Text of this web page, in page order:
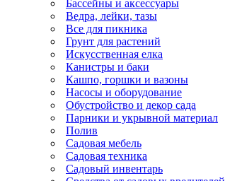
Бассейны и аксессуары
Ведра, лейки, тазы
Все для пикника
Грунт для растений
Искусственная елка
Канистры и баки
Кашпо, горшки и вазоны
Насосы и оборудование
Обустройство и декор сада
Парники и укрывной материал
Полив
Садовая мебель
Садовая техника
Садовый инвентарь